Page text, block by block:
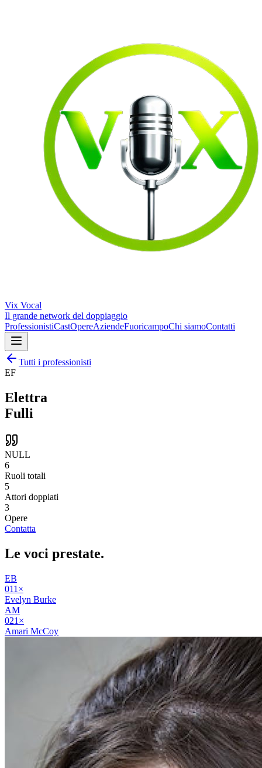
Vix Vocal
Il grande network del doppiaggio
ProfessionistiCastOpereAziendeFuoricampoChi siamoContatti
Tutti i professionisti
EF
Elettra
Fulli
NULL
6
Ruoli totali
5
Attori doppiati
3
Opere
Contatta
Le voci prestate.
EB
011 ×
Evelyn Burke
AM
021 ×
Amari McCoy